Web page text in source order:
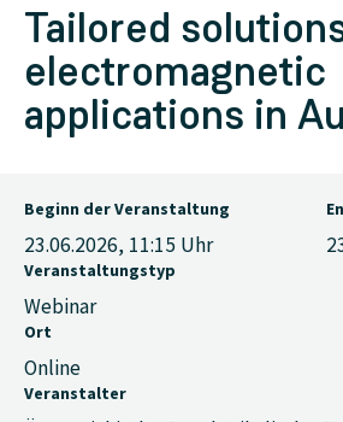
Tailored
electromagnetic
applications in
Beginn der Veranstaltung
23.06.2026, 11:15 Uhr
Veranstaltungstyp
Webinar
Ort
Online
Veranstalter